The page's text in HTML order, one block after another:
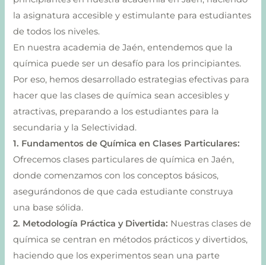
la asignatura accesible y estimulante para estudiantes
de todos los niveles.
En nuestra academia de Jaén, entendemos que la
química puede ser un desafío para los principiantes.
Por eso, hemos desarrollado estrategias efectivas para
hacer que las clases de química sean accesibles y
atractivas, preparando a los estudiantes para la
secundaria y la Selectividad.
1. Fundamentos de Química en Clases Particulares:
Ofrecemos clases particulares de química en Jaén,
donde comenzamos con los conceptos básicos,
asegurándonos de que cada estudiante construya
una base sólida.
2. Metodología Práctica y Divertida: Nuestras clases de
química se centran en métodos prácticos y divertidos,
haciendo que los experimentos sean una parte